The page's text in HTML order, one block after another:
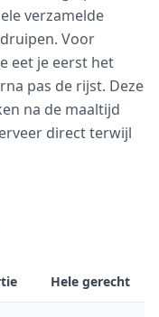
verzamelde
Voor
eet je eerst het
pas de rijst. Deze
na de maaltijd
direct terwijl
Hele gerecht